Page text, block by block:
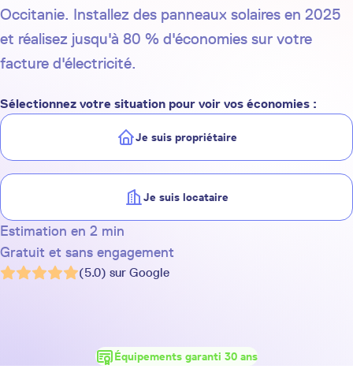
Occitanie. Installez des panneaux solaires en 2025
et réalisez jusqu'à 80 % d'économies sur votre
facture d'électricité.
Sélectionnez votre situation pour voir vos économies :
Je suis propriétaire
Je suis locataire
Estimation en 2 min
Gratuit et sans engagement
(5.0) sur Google
Équipements garanti 30 ans